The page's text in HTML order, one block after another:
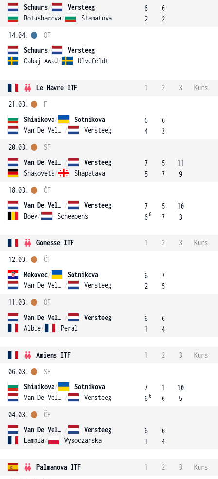
Schuurs/
Versteeg
Botusharova/ Stamatova
6
2
6
2
14.04.
Schuurs/
Versteeg
Cabaj Awad/ Ulvefeldt
OF
Le Havre ITF 1 2 3
Kurs
21.03.
Shinikova/
Sotnikova
Van De Velde / Versteeg
F
6
4
6
3
20.03.
Van De Velde /
Versteeg
Shakovets/ Shapatava
SF
7
5
5
7
11
9
18.03.
Van De Velde /
Versteeg
Boev/ Scheepens
ČF
7
66
5
7
10
3
Gonesse ITF 1 2 3
Kurs
12.03.
Mekovec/
Sotnikova
Van De Velde / Versteeg
ČF
6
2
7
5
11.03.
Van De Velde /
Versteeg
Albie/ Peral
OF
6
1
6
4
Amiens ITF 1 2 3
Kurs
06.03.
Shinikova/
Sotnikova
Van De Velde / Versteeg
SF
7
66
1
6
10
5
04.03.
Van De Velde /
Versteeg
Lampla/ Wysoczanska
ČF
6
1
6
4
Palmanova ITF 1 2 3
Kurs